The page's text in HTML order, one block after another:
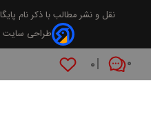
۰ ۰
نقل و نشر مطالب با ذکر نام
طراحی سایت